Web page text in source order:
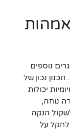
נוספים
נכון של
יכולות
נוחה,
הנקה
להקל על